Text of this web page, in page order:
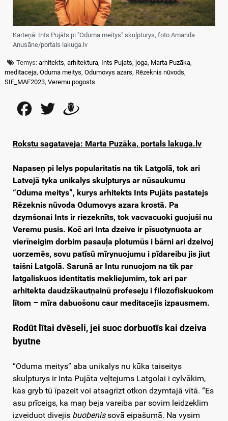
Karteņā: Ints Pujāts pi "Oduma meitys" skuļpturys, foto Amanda
Anusāne/portals lakuga.lv
Temys:arhitekts,arhitektura, Ints Pujats, joga, Marta Puzāka,
meditaceja, Oduma meitys, Odumovys azars, Rēzeknis nūvods,
SIF_MAF2023, Veremu pogosts
FacebookTwitter
Rokstu sagataveja: Marta Puzāka, portals lakuga.lv
Napaseņ pi lelys popularitatis na tik Latgolā, tok ari
Latvejā tyka unikalys skuļpturys ar nūsaukumu
“Oduma meitys”, kurys arhitekts Ints Pujāts pastatejs
Rēzeknis nūvoda Odumovys azara krostā. Pa
dzymšonai Ints ir riezeknīts, tok vacvacuoki guojuši nu
Veremu pusis. Koč ari Inta dzeive ir pīsuotynuota ar
vierīneigim dorbim pasauļa plotumūs i bārni ari dzeivoj
uorzemēs, sovu patīsū mīrynuojumu i pīdareibu jis jiut
taišni Latgolā. Sarunā ar Intu runuojom na tik par
latgaliskuos identitatis mekliejumim, tok ari par
arhitekta daudzškautņainū profeseju i filozofiskuokom
lītom – mīra dabuošonu caur meditacejis izpausmem.
Rodūt lītai dvēseli, jei suoc dorbuotīs kai dzeiva
byutne
“Oduma meitys” aba unikalys nu kūka taiseitys
skuļpturys ir Inta Pujāta veļtejums Latgolai i cylvākim,
kas gryb tū īpazeit voi atsagrīzt otkon dzymtajā vītā. “Es
asu prīceigs, ka maņ beja vareiba par sovim leidzeklim
izveiduot divejis buobenissovā eipašumā. Na vysim